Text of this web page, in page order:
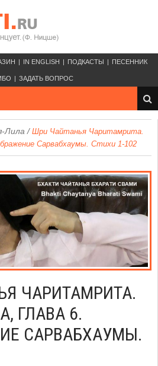
IN ENGLISH ПОДКАСТЫ ПЕСЕННИК
ЗАДАТЬ ВОПРОС
Лила / Шри Чайтанья Чаритамрита.
Сарвабхаумы. Стихи 1-102
ЧАРИТАМРИТА.
ГЛАВА 6.
САРВАБХАУМЫ.